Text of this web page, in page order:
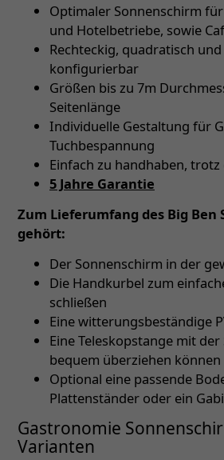
Optimaler Sonnenschirm
und Hotelbetriebe, sowie
Rechteckig, quadratisch
konfigurierbar
Größen bis zu 7m
Seitenlänge
Individuelle Gestaltung für
Tuchbespannung
Einfach zu handhaben,
5 Jahre Garantie
Zum Lieferumfang des Big Ben
gehört:
Der Sonnenschirm in der
Die Handkurbel zum
schließen
Eine witterungsbeständige
Eine Teleskopstange mit
bequem überziehen können
Optional eine passende
Plattenständer oder ein
Gastronomie
Varianten